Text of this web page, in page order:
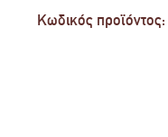
Κωδικός προϊόντος: